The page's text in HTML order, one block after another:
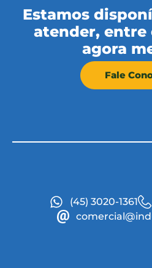
Estamos
atender, entre
agora
Fale
(45) 3020-1361